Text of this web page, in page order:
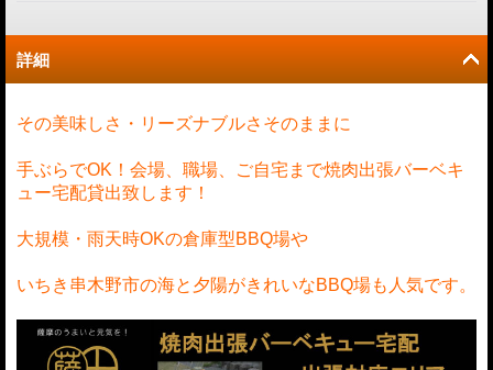
詳細
その美味しさ・リーズナブルさそのままに
手ぶらでOK！会場、職場、ご自宅まで焼肉出張バーベキ
ュー宅配貸出致します！
大規模・雨天時OKの倉庫型BBQ場や
いちき串木野市の海と夕陽がきれいなBBQ場も人気です。